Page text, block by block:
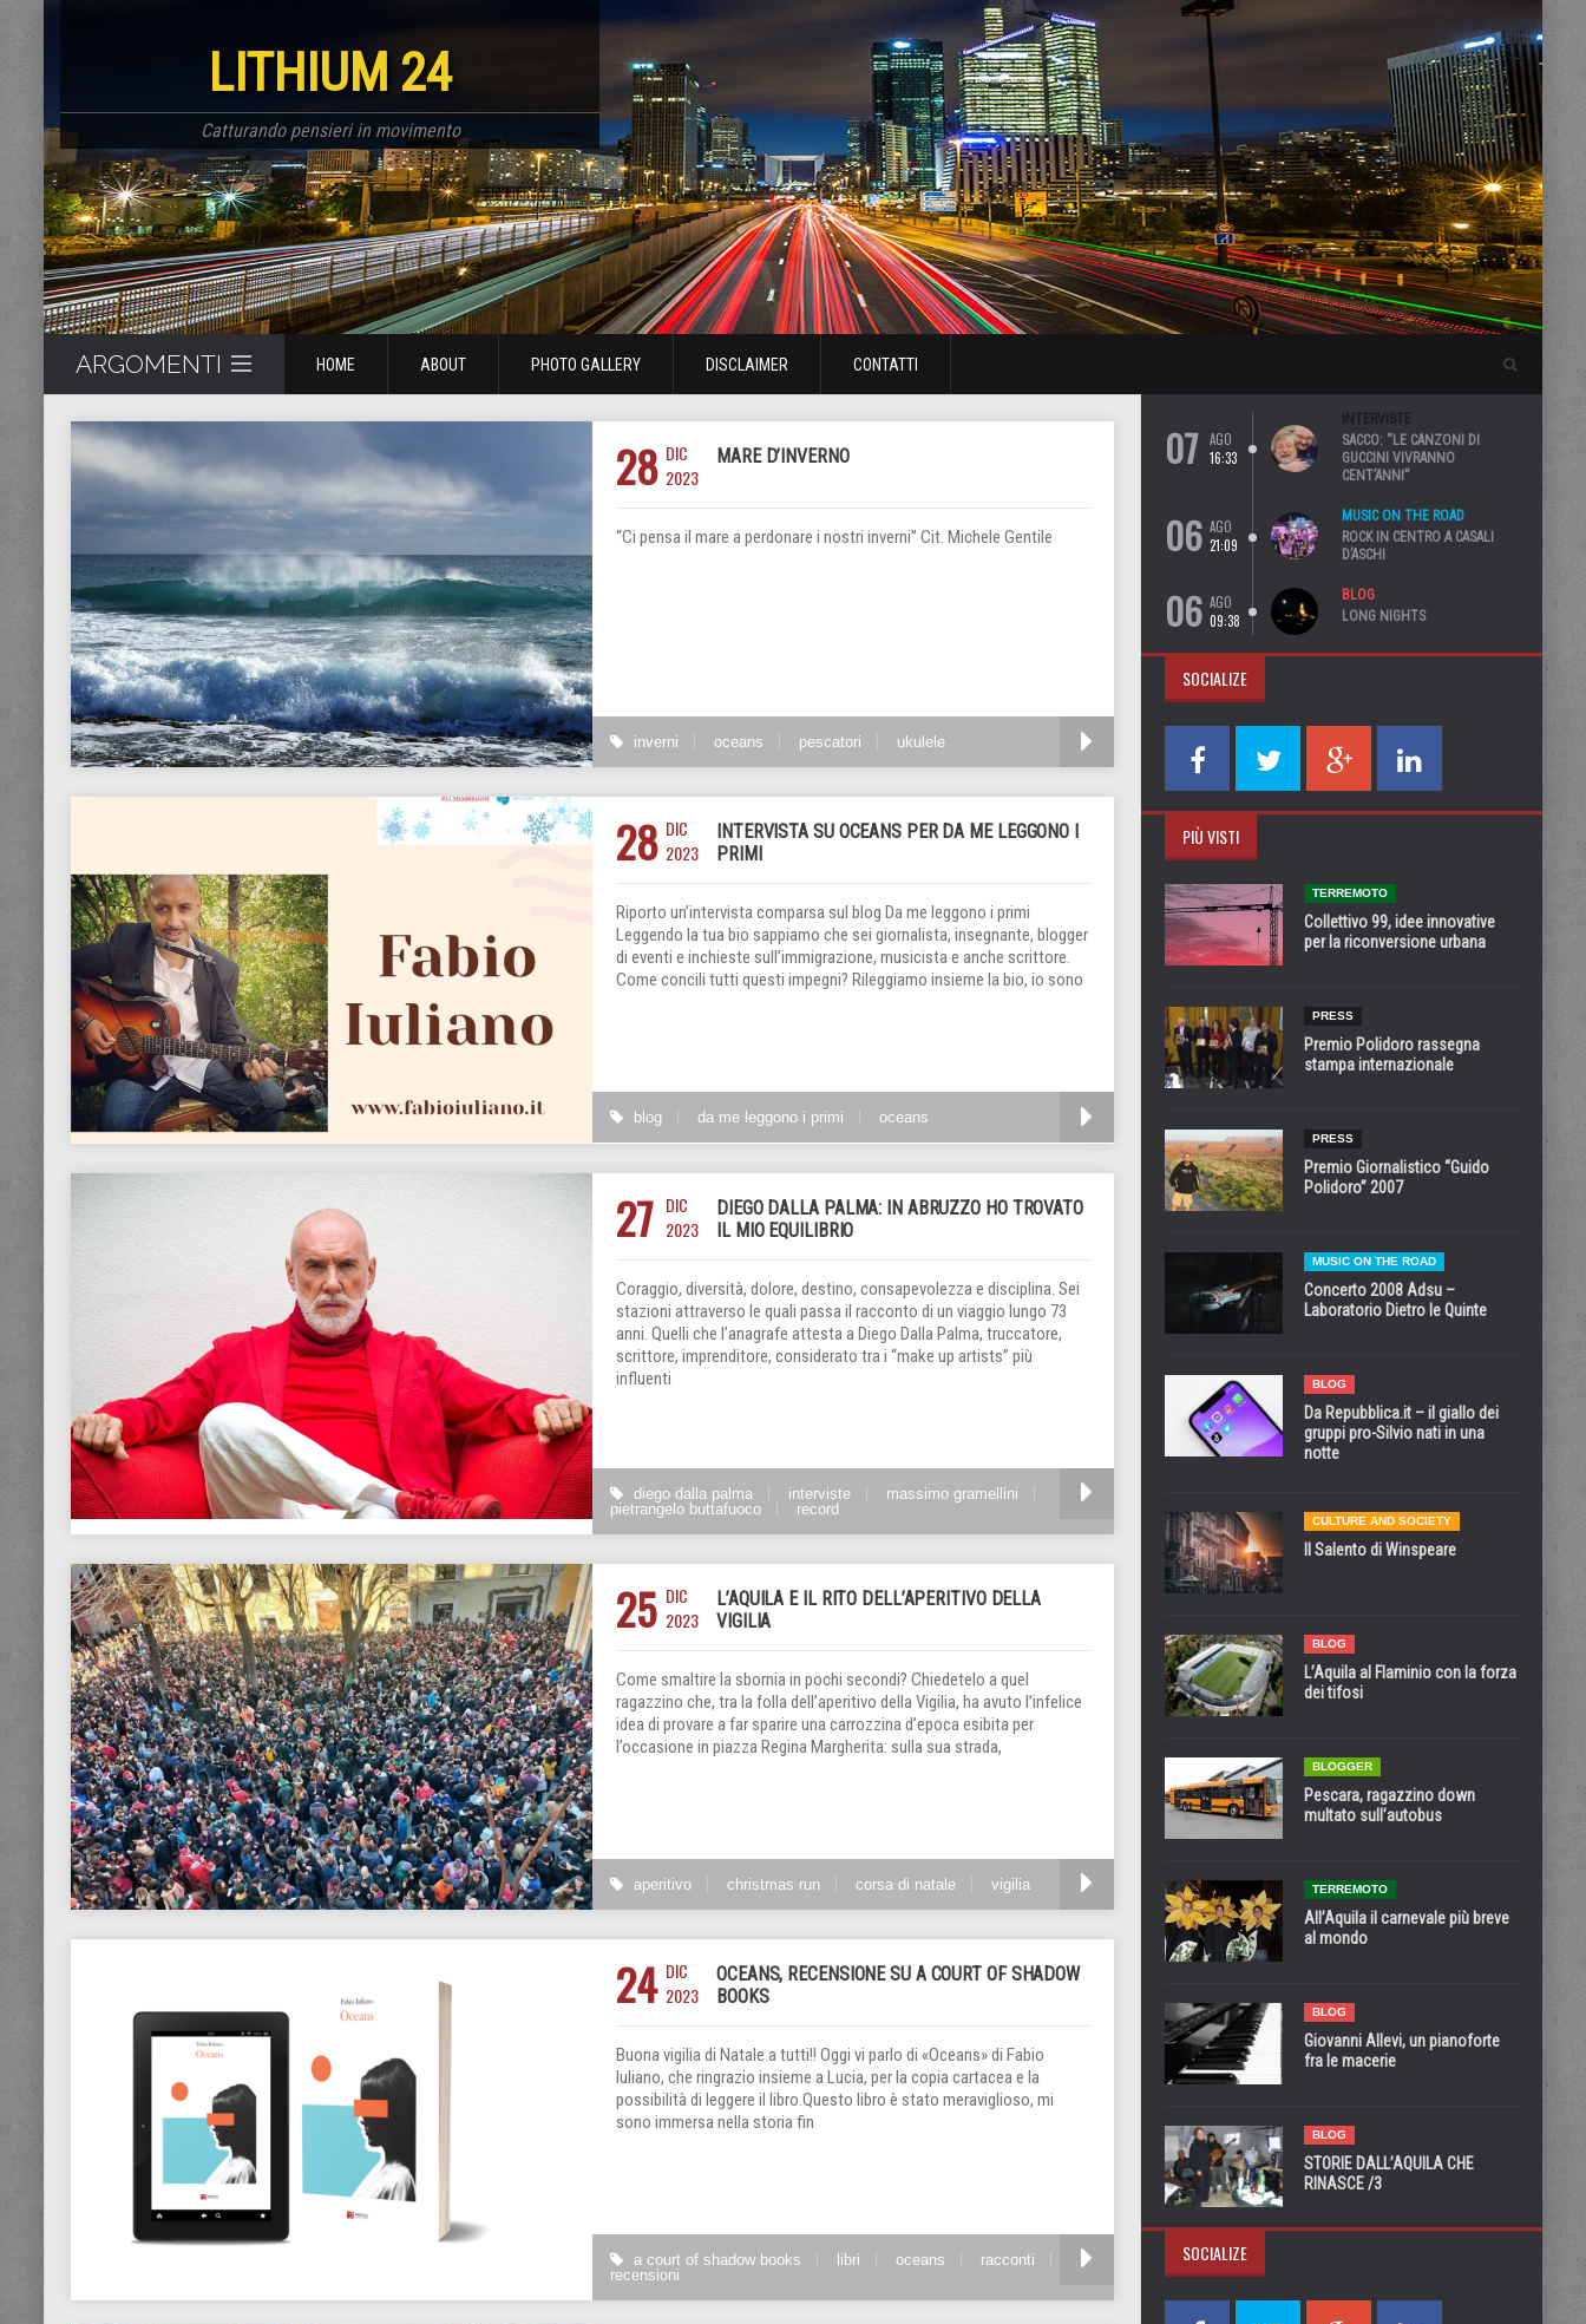
LITHIUM 24
Catturando pensieri in movimento
ARGOMENTI HOME ABOUT PHOTO GALLERY DISCLAIMER CONTATTI
28 DIC
2023
MARE D’INVERNO
“Ci pensa il mare a perdonare i nostri inverni” Cit. Michele Gentile
inverni oceans pescatori ukulele
28 DIC
2023
INTERVISTA SU OCEANS PER DA ME LEGGONO I
PRIMI
Riporto un’intervista comparsa sul blog Da me leggono i primi
Leggendo la tua bio sappiamo che sei giornalista, insegnante, blogger
di eventi e inchieste sull’immigrazione, musicista e anche scrittore.
Come concili tutti questi impegni? Rileggiamo insieme la bio, io sono
blog da me leggono i primi oceans
27 DIC
2023
DIEGO DALLA PALMA: IN ABRUZZO HO TROVATO
IL MIO EQUILIBRIO
Coraggio, diversità, dolore, destino, consapevolezza e disciplina. Sei
stazioni attraverso le quali passa il racconto di un viaggio lungo 73
anni. Quelli che l’anagrafe attesta a Diego Dalla Palma, truccatore,
scrittore, imprenditore, considerato tra i “make up artists” più
influenti
diego dalla palma interviste
massimo gramellini
pietrangelo buttafuoco
record
25 DIC
2023
L’AQUILA E IL RITO DELL’APERITIVO DELLA
VIGILIA
Come smaltire la sbornia in pochi secondi? Chiedetelo a quel
ragazzino che, tra la folla dell’aperitivo della Vigilia, ha avuto l’infelice
idea di provare a far sparire una carrozzina d’epoca esibita per
l’occasione in piazza Regina Margherita: sulla sua strada,
aperitivo christmas run corsa di natale vigilia
24 DIC
2023
OCEANS, RECENSIONE SU A COURT OF SHADOW
BOOKS
Buona vigilia di Natale a tutti!! Oggi vi parlo di «Oceans» di Fabio
Iuliano, che ringrazio insieme a Lucia, per la copia cartacea e la
possibilità di leggere il libro.Questo libro è stato meraviglioso, mi
sono immersa nella storia fin
a court of shadow books libri oceans
racconti
recensioni
07
AGO
16:33
INTERVISTE
SACCO: “LE CANZONI DI
GUCCINI VIVRANNO
CENT’ANNI”
06 AGO
21:09
MUSIC ON THE ROAD
ROCK IN CENTRO A CASALI
D’ASCHI
06 AGO
09:38
BLOG
LONG NIGHTS
SOCIALIZE
PIÙ VISTI
TERREMOTO
Collettivo 99, idee innovative
per la riconversione urbana
PRESS
Premio Polidoro rassegna
stampa internazionale
PRESS
Premio Giornalistico “Guido
Polidoro” 2007
MUSIC ON THE ROAD
Concerto 2008 Adsu –
Laboratorio Dietro le Quinte
BLOG
Da Repubblica.it – il giallo dei
gruppi pro-Silvio nati in una
notte
CULTURE AND SOCIETY
Il Salento di Winspeare
BLOG
L’Aquila al Flaminio con la forza
dei tifosi
BLOGGER
Pescara, ragazzino down
multato sull’autobus
TERREMOTO
All’Aquila il carnevale più breve
al mondo
BLOG
Giovanni Allevi, un pianoforte
fra le macerie
BLOG
STORIE DALL’AQUILA CHE
RINASCE /3
SOCIALIZE